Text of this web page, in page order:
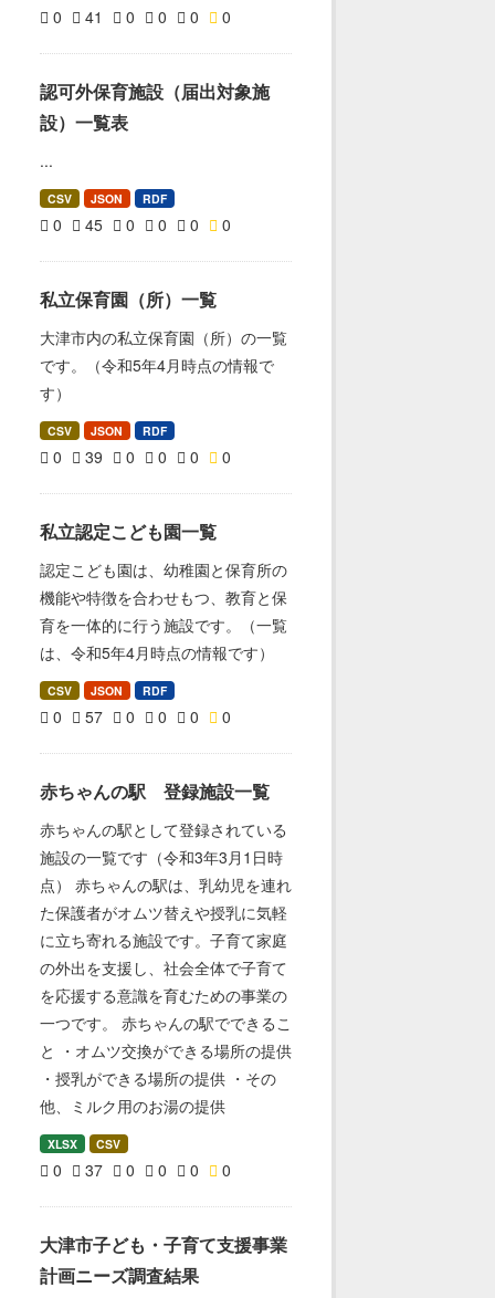
0 41 0 0 0 0
認可外保育施設（届出対象施
設）一覧表
...
CSV JSON RDF
0 45 0 0 0 0
私立保育園（所）一覧
大津市内の私立保育園（所）の一覧
です。（令和5年4月時点の情報で
す）
CSV JSON RDF
0 39 0 0 0 0
私立認定こども園一覧
認定こども園は、幼稚園と保育所の
機能や特徴を合わせもつ、教育と保
育を一体的に行う施設です。（一覧
は、令和5年4月時点の情報です）
CSV JSON RDF
0 57 0 0 0 0
赤ちゃんの駅 登録施設一覧
赤ちゃんの駅として登録されている
施設の一覧です（令和3年3月1日時
点） 赤ちゃんの駅は、乳幼児を連れ
た保護者がオムツ替えや授乳に気軽
に立ち寄れる施設です。子育て家庭
の外出を支援し、社会全体で子育て
を応援する意識を育むための事業の
一つです。 赤ちゃんの駅でできるこ
と ・オムツ交換ができる場所の提供
・授乳ができる場所の提供 ・その
他、ミルク用のお湯の提供
XLSX CSV
0 37 0 0 0 0
大津市子ども・子育て支援事業
計画ニーズ調査結果